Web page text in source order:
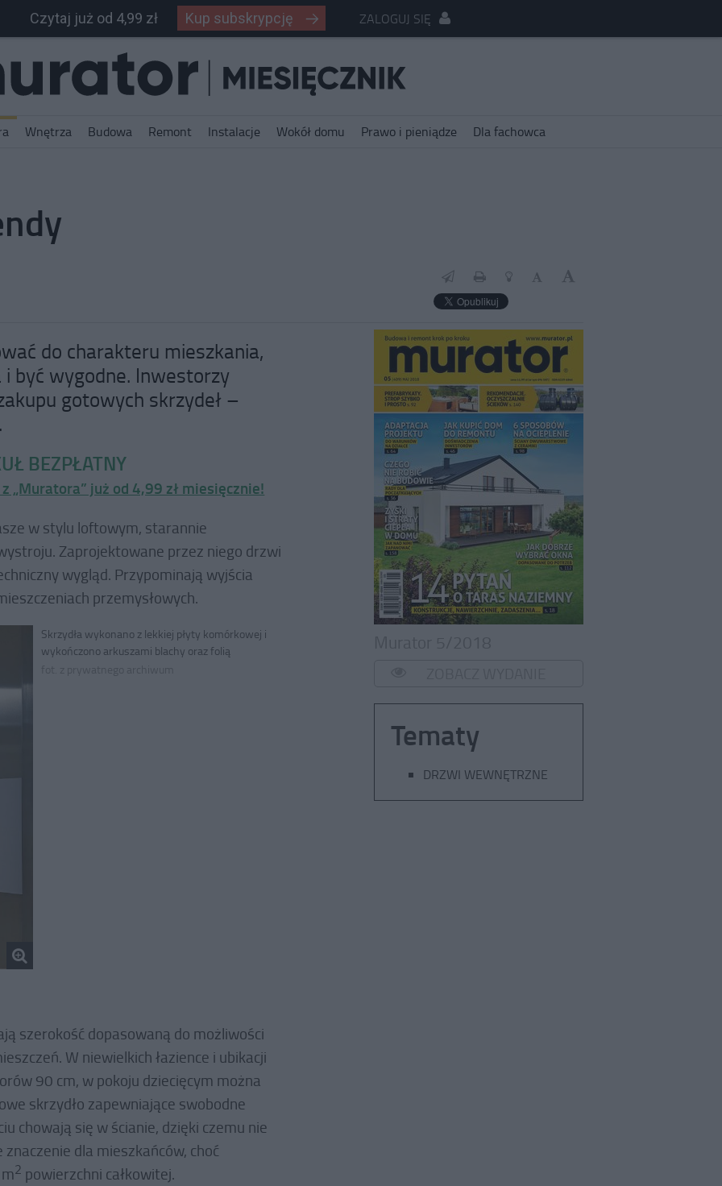
Czytaj już od 4,99 zł Kup subskrypcję ZALOGUJ SIĘ
Wnętrza Budowa Remont Instalacje Wokół domu Prawo i pieniądze Dla fachowca
do charakteru mieszkania,
być wygodne. Inwestorzy
gotowych skrzydeł –
BEZPŁATNY
„Muratora” już od 4,99 zł miesięcznie!
w stylu loftowym, starannie
Zaprojektowane przez niego drzwi
wygląd. Przypominają wyjścia
przemysłowych.
Skrzydła wykonano z lekkiej płyty komórkowej i
wykończono arkuszami blachy oraz folią
szerokość dopasowaną do możliwości
W niewielkich łazience i ubikacji
90 cm, w pokoju dziecięcym można
skrzydło zapewniające swobodne
chowają się w ścianie, dzięki czemu nie
dla mieszkańców, choć
2 powierzchni całkowitej.
Tematy
DRZWI WEWNĘTRZNE